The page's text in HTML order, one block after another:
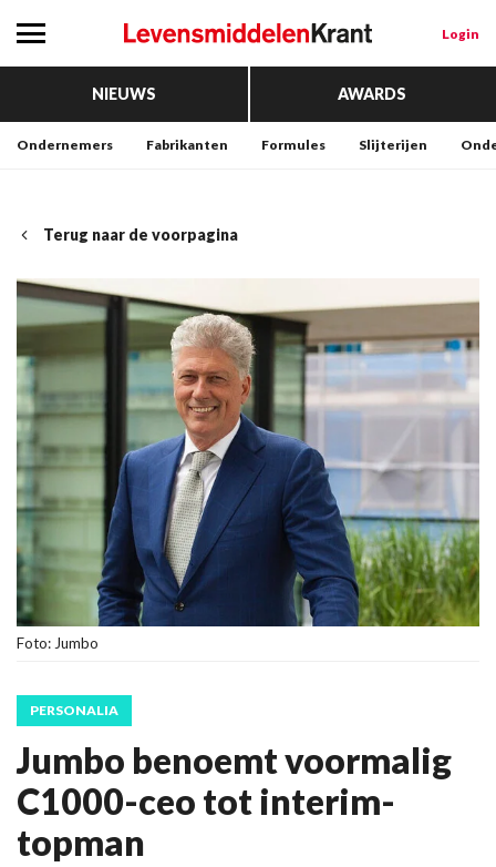
Login
NIEUWS AWARDS
Ondernemers Fabrikanten Formules Slijterijen
Terug naar de voorpagina
Foto: Jumbo
PERSONALIA
Jumbo benoemt voormalig
C1000-ceo tot interim-
topman